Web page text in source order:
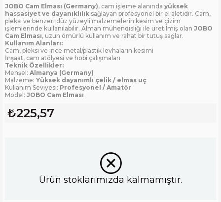
JOBO Cam Elması (Germany), cam işleme alanında yüksek
hassasiyet ve dayanıklılık sağlayan profesyonel bir el aletidir. Cam,
pleksi ve benzeri düz yüzeyli malzemelerin kesim ve çizim
işlemlerinde kullanılabilir. Alman mühendisliği ile üretilmiş olan JOBO
Cam Elması, uzun ömürlü kullanım ve rahat bir tutuş sağlar.
Kullanım Alanları:
Cam, pleksi ve ince metal/plastik levhaların kesimi
İnşaat, cam atölyesi ve hobi çalışmaları
Teknik Özellikler:
Menşei: Almanya (Germany)
Malzeme: Yüksek dayanımlı çelik / elmas uç
Kullanım Seviyesi: Profesyonel / Amatör
Model: JOBO Cam Elması
₺225,57
Ürün stoklarımızda kalmamıştır.